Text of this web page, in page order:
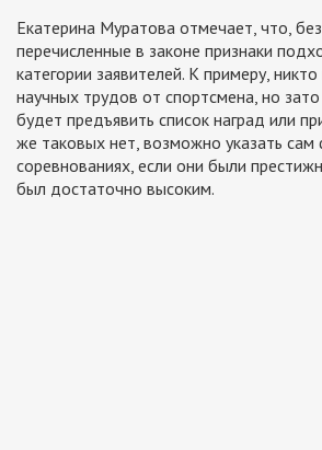
Екатерина Муратова отмечает, что,
перечисленные в законе признаки
категории заявителей. К примеру,
научных трудов от спортсмена, но
будет предъявить список наград или
же таковых нет, возможно указать сам
соревнованиях, если они были
был достаточно высоким.